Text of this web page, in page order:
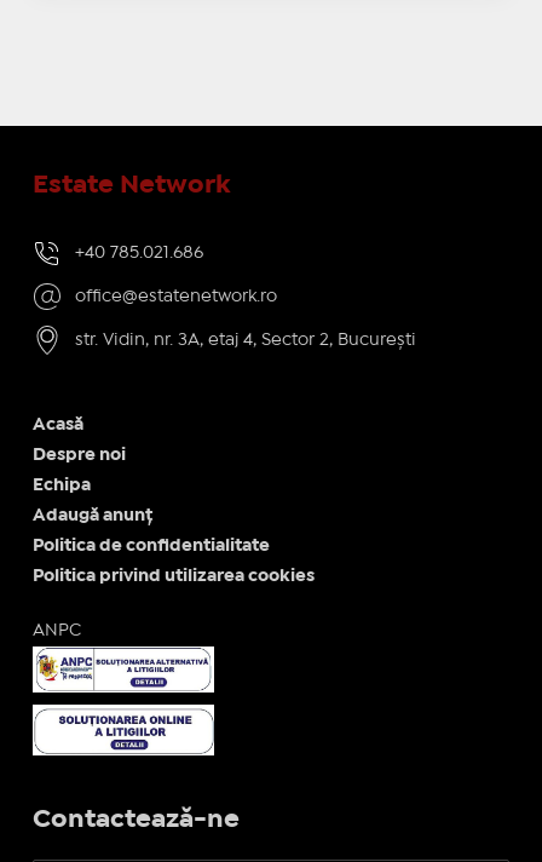
Estate Network
+40 785.021.686
office@estatenetwork.ro
str. Vidin, nr. 3A, etaj 4, Sector 2, București
Acasă
Despre noi
Echipa
Adaugă anunț
Politica de confidentialitate
Politica privind utilizarea cookies
ANPC
Contactează-ne